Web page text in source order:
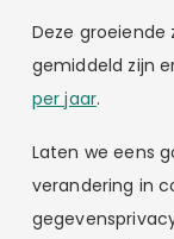
Deze groeiende
gemiddeld zijn
per jaar.
Laten we eens
verandering in